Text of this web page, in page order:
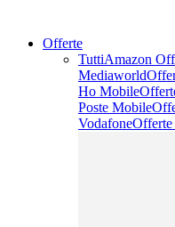
Offerte
TuttiAmazon
Mediaworld
Ho Mobile
Poste Mobile
VodafoneOfferte